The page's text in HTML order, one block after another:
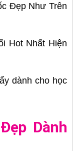
Đẹp Như Trên
Hot Nhất Hiện
dành cho học
Dành